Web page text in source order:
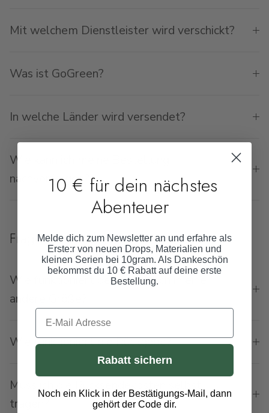
Mit welchem Dienstleister wird verschickt?
Was ist GoGreen?
In welche Länder wird versendet?
Wie kann ich meine Bestellung
nachverfolgen?
Fragen zu Rückgabe & Umtausch
Wie funktioniert der Umtausch in eine
andere Größe?
Wie funktioniert die Rückgabe?
Muss ich die Rücksendekosten selbst
tragen?
10 € für dein nächstes
Abenteuer
Melde dich zum Newsletter an und erfahre als
Erste:r von neuen Drops, Materialien und
kleinen Serien bei 10gram. Als Dankeschön
bekommst du 10 € Rabatt auf deine erste
Bestellung.
E-Mail Adresse
Rabatt sichern
Noch ein Klick in der Bestätigungs-Mail, dann
gehört der Code dir.